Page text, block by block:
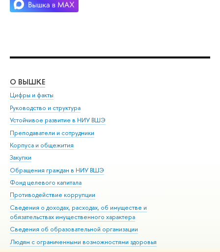
О ВЫШКЕ
Цифры и факты
Руководство и структура
Устойчивое развитие в НИУ ВШЭ
Преподаватели и сотрудники
Корпуса и общежития
Закупки
Обращения граждан в НИУ ВШЭ
Фонд целевого капитала
Противодействие коррупции
Сведения о доходах, расходах, об имуществе и
обязательствах имущественного характера
Сведения об образовательной организации
Людям с ограниченными возможностями здоровья